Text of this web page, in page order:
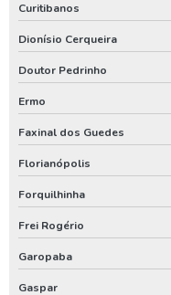
Poço de água artesiano
Poço de água potável
Projeto de outorga de água
Quanto custa perfuração de
Quanto custa uma outorga
Renovação de outorga de poço
Renovação de outorga de
Curitibanos
Dionísio Cerqueira
Doutor Pedrinho
Ermo
Faxinal dos Guedes
Florianópolis
Forquilhinha
Frei Rogério
Garopaba
Gaspar